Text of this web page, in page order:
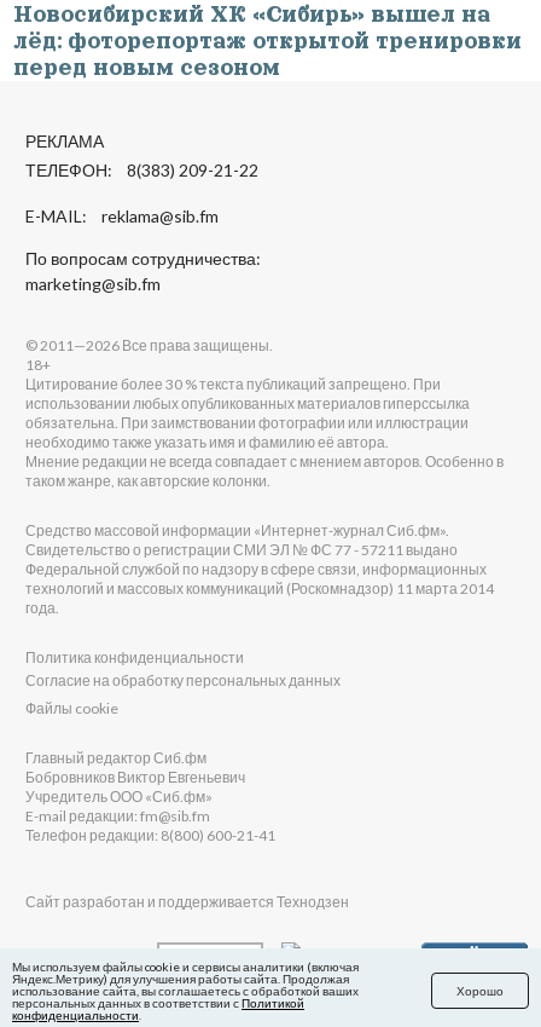
Новосибирский ХК «Сибирь» вышел на
лёд: фоторепортаж открытой тренировки
перед новым сезоном
РЕКЛАМА
ТЕЛЕФОН: 8(383) 209-21-22
E-MAIL: reklama@sib.fm
По вопросам сотрудничества:
marketing@sib.fm
© 2011—2026 Все права защищены.
18+
Цитирование более 30 % текста публикаций запрещено. При
использовании любых опубликованных материалов гиперссылка
обязательна. При заимствовании фотографии или иллюстрации
необходимо также указать имя и фамилию её автора.
Мнение редакции не всегда совпадает с мнением авторов. Особенно в
таком жанре, как авторские колонки.
Средство массовой информации «Интернет-журнал Сиб.фм».
Свидетельство о регистрации СМИ ЭЛ № ФС 77 - 57211 выдано
Федеральной службой по надзору в сфере связи, информационных
технологий и массовых коммуникаций (Роскомнадзор) 11 марта 2014
года.
Политика конфиденциальности
Согласие на обработку персональных данных
Файлы cookie
Главный редактор Сиб.фм
Бобровников Виктор Евгеньевич
Учредитель ООО «Сиб.фм»
E-mail редакции: fm@sib.fm
Телефон редакции: 8(800) 600-21-41
Сайт разработан и поддерживается Технодзен
Мы используем файлы cookie и сервисы аналитики (включая
Яндекс.Метрику) для улучшения работы сайта. Продолжая
использование сайта, вы соглашаетесь с обработкой ваших
персональных данных в соответствии сПолитикой
конфиденциальности
Хорошо